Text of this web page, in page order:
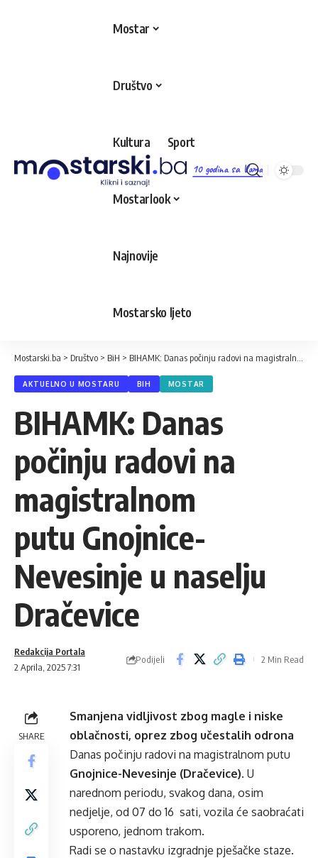
10 godina sa Vama
Mostar
Društvo
Kultura Sport
Mostarlook
Najnovije
Mostarsko ljeto
Mostarski.ba > Društvo > BiH > BIHAMK: Danas počinju radovi na magistralnom putu Gnojnice-Nevesinje u naselju Dračevice
AKTUELNO U MOSTARU BIH MOSTAR
BIHAMK: Danas
počinju radovi na
magistralnom
putu Gnojnice-
Nevesinje u naselju
Dračevice
2 Aprila, 2025 7:31
Redakcija Portala
Podijeli 2 Min Read
SHARE
Smanjena vidljivost zbog magle i niske
oblačnosti, oprez zbog učestalih odrona
Danas počinju radovi na magistralnom putu
Gnojnice-Nevesinje (Dračevice). U
narednom periodu, svakog dana, osim
nedjelje, od 07 do 16 sati, vozila će saobraćati
usporeno, jednom trakom.
Radi se o nastavku izgradnje pješačke staze.